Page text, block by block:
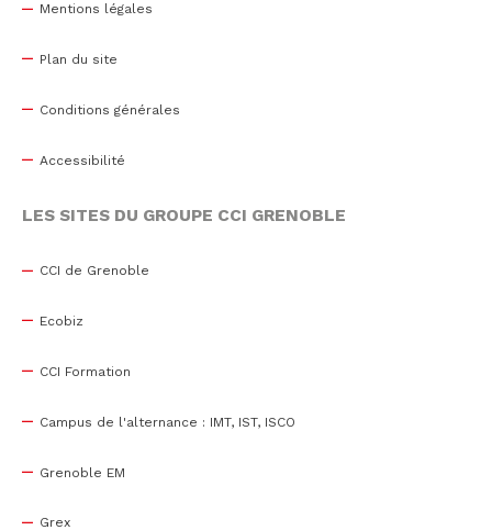
Mentions légales
Plan du site
Conditions générales
Accessibilité
LES SITES DU GROUPE CCI GRENOBLE
CCI de Grenoble
Ecobiz
CCI Formation
Campus de l'alternance : IMT, IST, ISCO
Grenoble EM
Grex